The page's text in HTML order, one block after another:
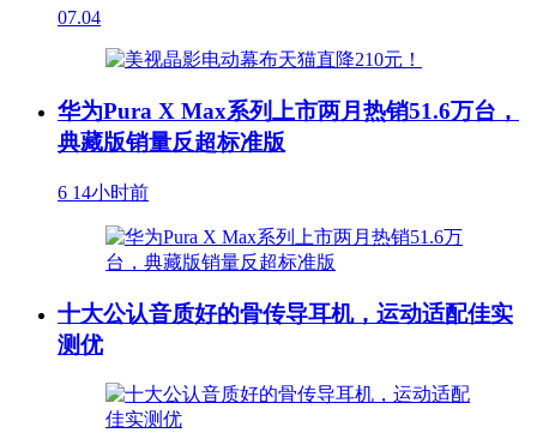
07.04
华为Pura X Max系列上市两月热销51.6万台，
典藏版销量反超标准版
6 14小时前
十大公认音质好的骨传导耳机，运动适配佳实
测优